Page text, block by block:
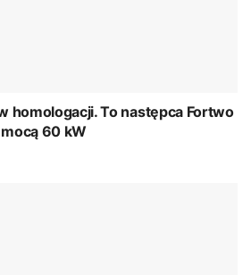
homologacji. To następca Fortwo
60 kW